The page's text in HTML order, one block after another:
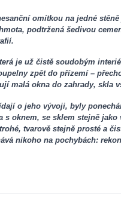
omítkou na jedné
podtržená šedivou
je už čistě soudobým
zpět do přízemí –
malá okna do zahrady, skla
o jeho vývoji, byly
s oknem, se sklem stejně
tvarově stejně prosté a
nikoho na pochybách: